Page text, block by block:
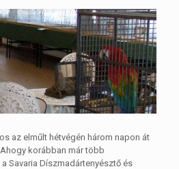
az elműlt hétvégén három napon át
korábban már több
Savaria Díszmadártenyésztő és